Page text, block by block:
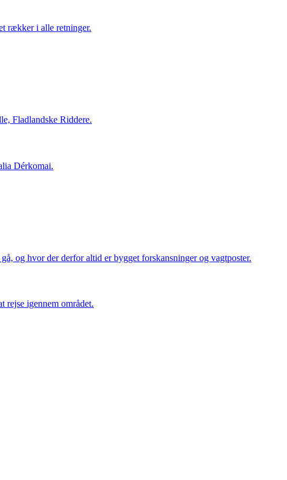
rækker i alle retninger.
Fladlandske Riddere.
Dérkomai.
og hvor der derfor altid er bygget forskansninger og vagtposter.
rejse igennem området.